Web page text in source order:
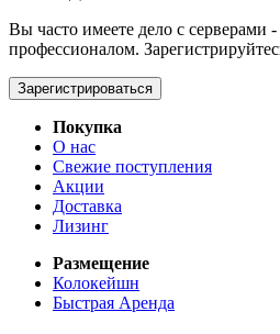
Вы часто имеете дело с серверами -
профессионалом.
Зарегистрироваться
Покупка
О нас
Свежие поступления
Акции
Доставка
Лизинг
Размещение
Колокейшн
Быстрая Аренда